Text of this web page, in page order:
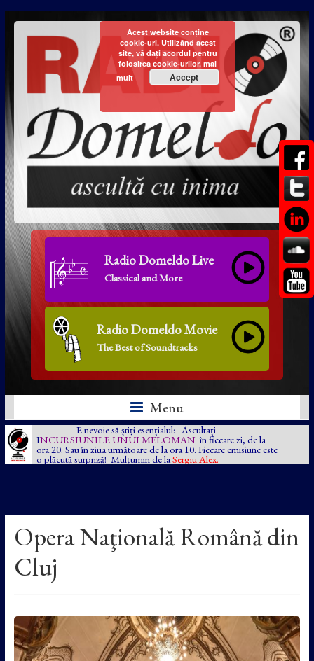
Radio Domeldo Live
Classical and More
Radio Domeldo Movie
The Best of Soundtracks
Menu
E nevoie să știți esențialul: Ascultați
INCURSIUNILE UNUI MELOMAN în fiecare zi, de la
ora 20. Sau în ziua următoare de la ora 10. Fiecare emisiune este
o plăcută surpriză! Mulțumiri de la Sergiu Alex.
Opera Naţională Română din
Cluj
Acest website conține
cookie-uri. Utilizând acest
site, vă dați acordul pentru
folosirea cookie-urilor. mai
mult
Accept